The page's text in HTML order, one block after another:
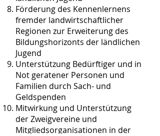
Förderung des Kennenlernens
fremder landwirtschaftlicher
Regionen zur Erweiterung des
Bildungshorizonts der ländlichen
Jugend
Unterstützung Bedürftiger und in
Not geratener Personen und
Familien durch Sach- und
Geldspenden
Mitwirkung und Unterstützung
der Zweigvereine und
Mitgliedsorganisationen in der